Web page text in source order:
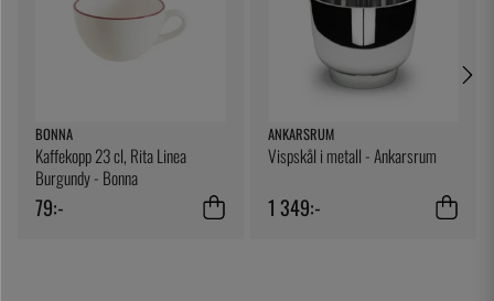
BONNA
Kaffekopp 23 cl, Rita Linea
Burgundy - Bonna
79:-
ANKARSRUM
Vispskål i metall - Ankarsrum
1 349:-